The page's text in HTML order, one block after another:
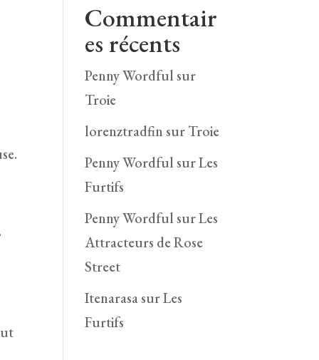
Commentair
es récents
Penny Wordfulsur
Troie
lorenztradfinsurTroie
Penny WordfulsurLes
Furtifs
Penny WordfulsurLes
Attracteurs de Rose
Street
ItenarasasurLes
Furtifs